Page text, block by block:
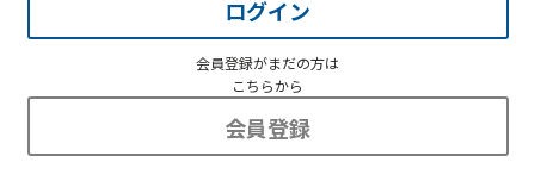
ログイン
会員登録がまだの方は
こちらから
会員登録